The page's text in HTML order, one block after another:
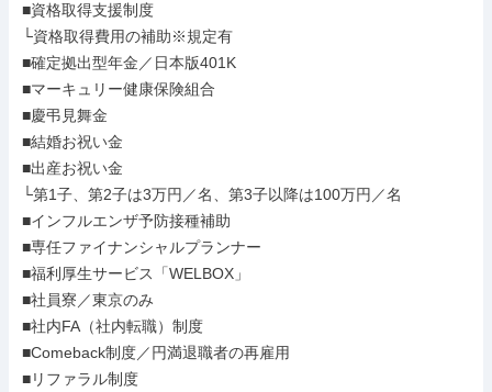
■資格取得支援制度
└資格取得費用の補助※規定有
■確定拠出型年金／日本版401K
■マーキュリー健康保険組合
■慶弔見舞金
■結婚お祝い金
■出産お祝い金
└第1子、第2子は3万円／名、第3子以降は100万円／名
■インフルエンザ予防接種補助
■専任ファイナンシャルプランナー
■福利厚生サービス「WELBOX」
■社員寮／東京のみ
■社内FA（社内転職）制度
■Comeback制度／円満退職者の再雇用
■リファラル制度